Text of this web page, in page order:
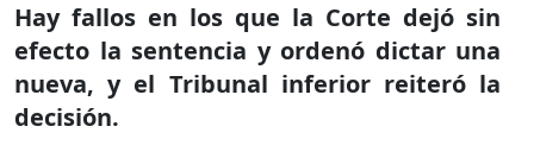
Hay fallos en los que la Corte dejó sin
efecto la sentencia y ordenó dictar una
nueva, y el Tribunal inferior reiteró la
decisión.